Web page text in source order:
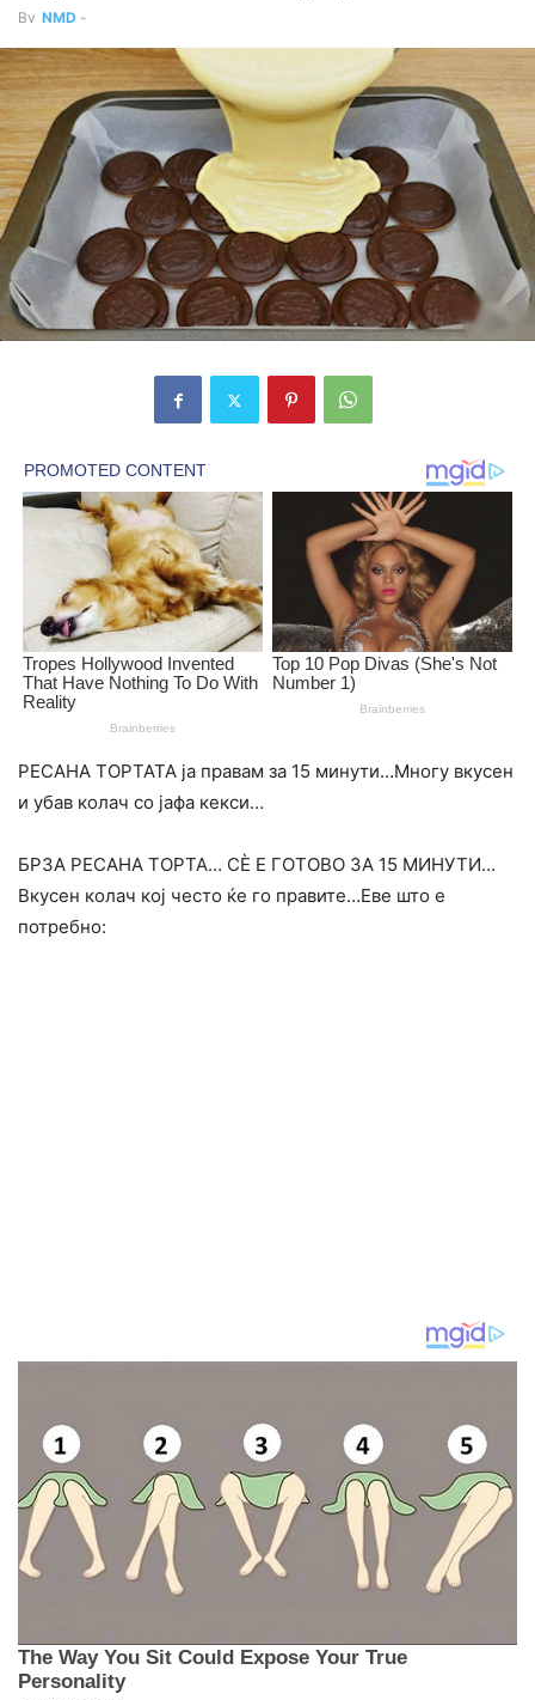
By NMD -
РЕСАНА ТОРТАТА ја правам за 15 минути…Многу вкусен
и убав колач со јафа кекси…
БРЗА РЕСАНА ТОРТА… СЀ Е ГОТОВО ЗА 15 МИНУТИ…
Вкусен колач кој често ќе го правите…Еве што е
потребно: